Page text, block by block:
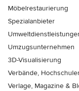
Möbelrestaurierung
Spezialanbieter
Umzugsunternehmen
3D-Visualisierung
Verbände,
Verlage, Magazine &